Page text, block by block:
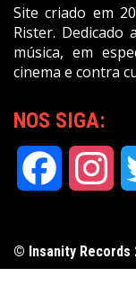
Site criado em
Rister. Dedicado
música, em
cinema e contra
NOS SIGA:
Facebook
© Insanity Records